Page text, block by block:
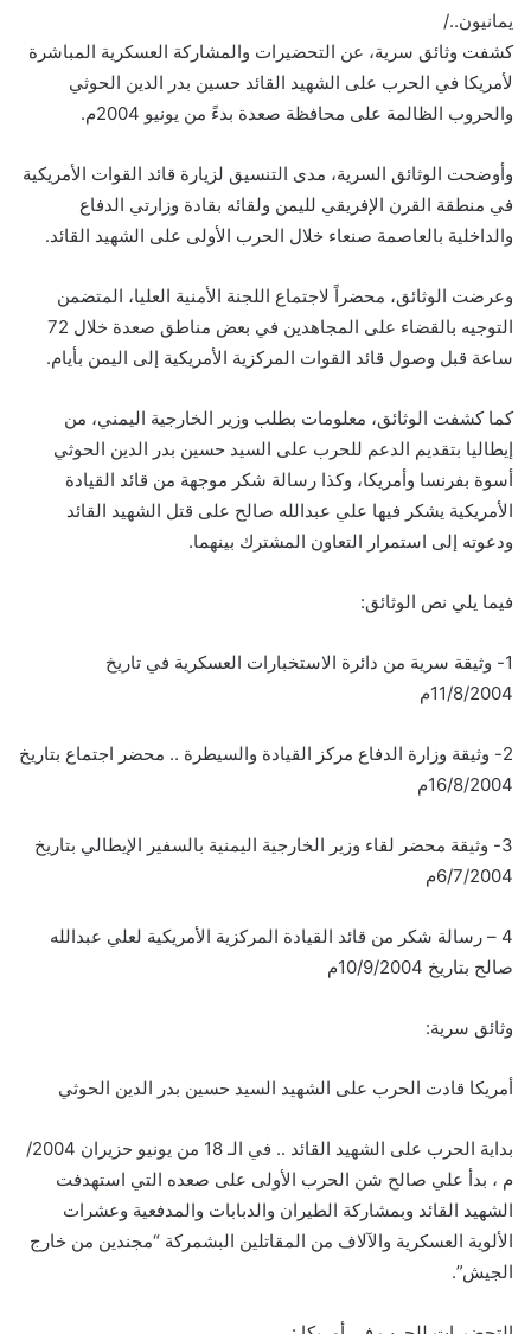
يمانيون../
كشفت وثائق سرية، عن التحضيرات والمشاركة العسكرية المباشرة
لأمريكا في الحرب على الشهيد القائد حسين بدر الدين الحوثي
والحروب الظالمة على محافظة صعدة بدءً من يونيو 2004م.
وأوضحت الوثائق السرية، مدى التنسيق لزيارة قائد القوات الأمريكية
في منطقة القرن الإفريقي لليمن ولقائه بقادة وزارتي الدفاع
والداخلية بالعاصمة صنعاء خلال الحرب الأولى على الشهيد القائد.
وعرضت الوثائق، محضراً لاجتماع اللجنة الأمنية العليا، المتضمن
التوجيه بالقضاء على المجاهدين في بعض مناطق صعدة خلال 72
ساعة قبل وصول قائد القوات المركزية الأمريكية إلى اليمن بأيام.
كما كشفت الوثائق، معلومات بطلب وزير الخارجية اليمني، من
إيطاليا بتقديم الدعم للحرب على السيد حسين بدر الدين الحوثي
أسوة بفرنسا وأمريكا، وكذا رسالة شكر موجهة من قائد القيادة
الأمريكية يشكر فيها علي عبدالله صالح على قتل الشهيد القائد
ودعوته إلى استمرار التعاون المشترك بينهما.
فيما يلي نص الوثائق:
1- وثيقة سرية من دائرة الاستخبارات العسكرية في تاريخ
11/8/2004م
2- وثيقة وزارة الدفاع مركز القيادة والسيطرة .. محضر اجتماع بتاريخ
16/8/2004م
3- وثيقة محضر لقاء وزير الخارجية اليمنية بالسفير الإيطالي بتاريخ
6/7/2004م
4 – رسالة شكر من قائد القيادة المركزية الأمريكية لعلي عبدالله
صالح بتاريخ 10/9/2004م
وثائق سرية:
أمريكا قادت الحرب على الشهيد السيد حسين بدر الدين الحوثي
بداية الحرب على الشهيد القائد .. في الـ 18 من يونيو حزيران 2004/
م ، بدأ علي صالح شن الحرب الأولى على صعده التي استهدفت
الشهيد القائد وبمشاركة الطيران والدبابات والمدفعية وعشرات
الألوية العسكرية والآلاف من المقاتلين البشمركة “مجندين من خارج
الجيش”.